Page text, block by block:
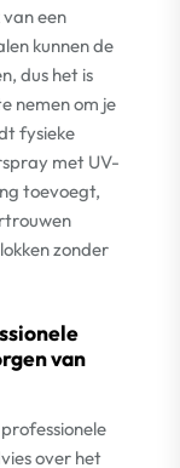
een
kunnen de
dus het is
nemen om je
fysieke
met UV-
toevoegt,
zonder
van
over het